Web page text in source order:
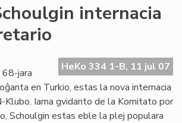
internacia
HeKo 334 1-B, 11 jul 07
68-jara
en Turkio, estas la nova internacia
Klubo. Iama gvidanto de la Komitato por
Schoulgin estas eble la plej populara